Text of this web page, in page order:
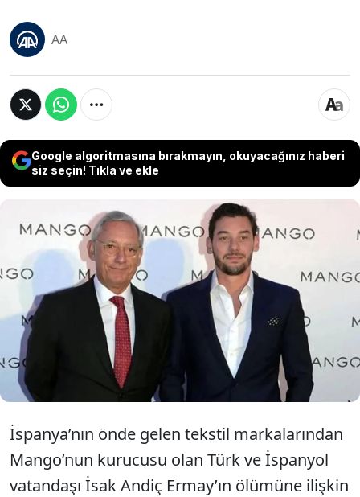
AA
Google algoritmasına bırakmayın, okuyacağınız haberi
siz seçin! Tıkla ve ekle
İspanyol moda devi Mango’nun kurucusu
İsak Andiç Ermay’ın ölümüne ilişkin
yürütülen soruşturmada gözaltına alınan
oğlu Jonathan Andiç, 1 milyon avro kefaletle
şartlı olarak serbest bırakıldı
İspanya’nın önde gelen tekstil markalarından
Mango’nun kurucusu olan Türk ve İspanyol
vatandaşı İsak Andiç Ermay’ın ölümüne ilişkin